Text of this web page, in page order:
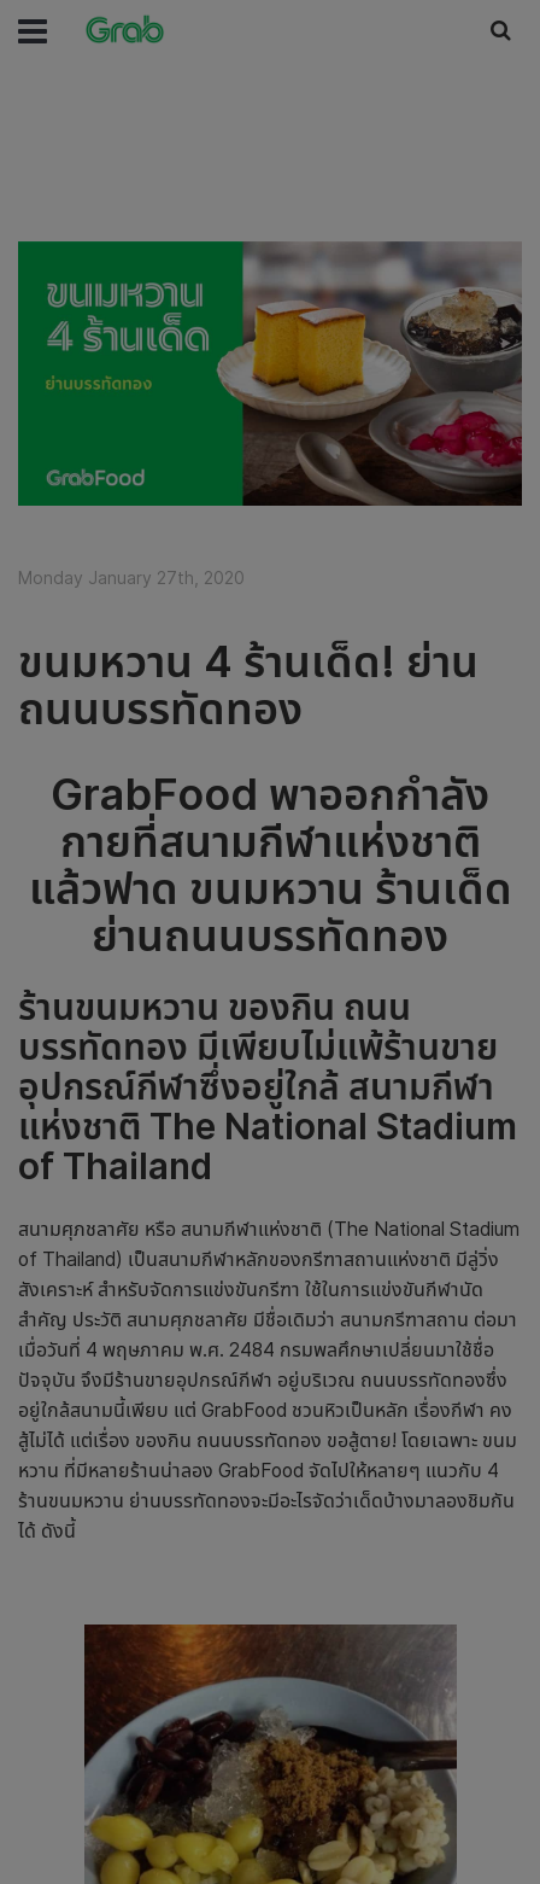
Monday January 27th, 2020
ขนมหวาน 4 ร้านเด็ด! ย่าน
ถนนบรรทัดทอง
GrabFood พาออกกำลัง
กายที่สนามกีฬาแห่งชาติ
แล้วฟาด ขนมหวาน ร้านเด็ด
ย่านถนนบรรทัดทอง
ร้านขนมหวาน ของกิน ถนน
บรรทัดทอง มีเพียบไม่แพ้ร้านขาย
อุปกรณ์กีฬาซึ่งอยู่ใกล้ สนามกีฬา
แห่งชาติ The National Stadium
of Thailand
สนามศุภชลาศัย หรือ สนามกีฬาแห่งชาติ (The National Stadium
of Thailand) เป็นสนามกีฬาหลักของกรีฑาสถานแห่งชาติ มีลู่วิ่ง
สังเคราะห์ สำหรับจัดการแข่งขันกรีฑา ใช้ในการแข่งขันกีฬานัด
สำคัญ ประวัติ สนามศุภชลาศัย มีชื่อเดิมว่า สนามกรีฑาสถาน ต่อมา
เมื่อวันที่ 4 พฤษภาคม พ.ศ. 2484 กรมพลศึกษาเปลี่ยนมาใช้ชื่อ
ปัจจุบัน จึงมีร้านขายอุปกรณ์กีฬา อยู่บริเวณ ถนนบรรทัดทองซึ่ง
อยู่ใกล้สนามนี้เพียบ แต่ GrabFood ชวนหิวเป็นหลัก เรื่องกีฬา คง
สู้ไม่ได้ แต่เรื่อง ของกิน ถนนบรรทัดทอง ขอสู้ตาย! โดยเฉพาะ ขนม
หวาน ที่มีหลายร้านน่าลอง GrabFood จัดไปให้หลายๆ แนวกับ 4
ร้านขนมหวาน ย่านบรรทัดทองจะมีอะไรจัดว่าเด็ดบ้างมาลองชิมกัน
ได้ ดังนี้